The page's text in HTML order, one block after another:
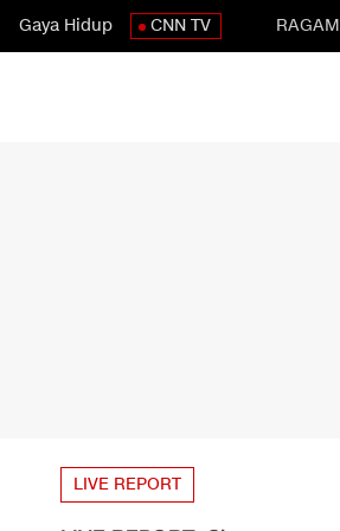
Gaya Hidup CNN TV RAGAM
LIVE REPORT